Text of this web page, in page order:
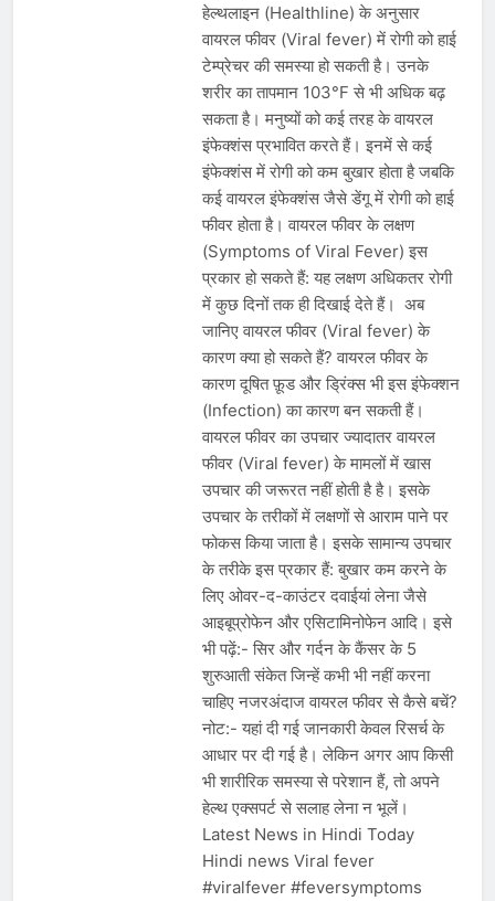
हेल्थलाइन (Healthline) के अनुसार
वायरल फीवर (Viral fever) में रोगी को हाई
टेम्प्रेचर की समस्या हो सकती है। उनके
शरीर का तापमान 103°F से भी अधिक बढ़
सकता है। मनुष्यों को कई तरह के वायरल
इंफेक्शंस प्रभावित करते हैं। इनमें से कई
इंफेक्शंस में रोगी को कम बुखार होता है जबकि
कई वायरल इंफेक्शंस जैसे डेंगू में रोगी को हाई
फीवर होता है। वायरल फीवर के लक्षण
(Symptoms of Viral Fever) इस
प्रकार हो सकते हैं: यह लक्षण अधिकतर रोगी
में कुछ दिनों तक ही दिखाई देते हैं। अब
जानिए वायरल फीवर (Viral fever) के
कारण क्या हो सकते हैं? वायरल फीवर के
कारण दूषित फ़ूड और ड्रिंक्स भी इस इंफेक्शन
(Infection) का कारण बन सकती हैं।
वायरल फीवर का उपचार ज्यादातर वायरल
फीवर (Viral fever) के मामलों में खास
उपचार की जरूरत नहीं होती है है। इसके
उपचार के तरीकों में लक्षणों से आराम पाने पर
फोकस किया जाता है। इसके सामान्य उपचार
के तरीके इस प्रकार हैं: बुखार कम करने के
लिए ओवर-द-काउंटर दवाईयां लेना जैसे
आइबूप्रोफेन और एसिटामिनोफेन आदि। इसे
भी पढ़ें:- सिर और गर्दन के कैंसर के 5
शुरुआती संकेत जिन्हें कभी भी नहीं करना
चाहिए नजरअंदाज वायरल फीवर से कैसे बचें?
नोट:- यहां दी गई जानकारी केवल रिसर्च के
आधार पर दी गई है। लेकिन अगर आप किसी
भी शारीरिक समस्या से परेशान हैं, तो अपने
हेल्थ एक्सपर्ट से सलाह लेना न भूलें।
Latest News in Hindi Today
Hindi news Viral fever
#viralfever #feversymptoms